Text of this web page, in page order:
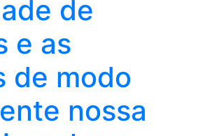
de
e as
de modo
nossa